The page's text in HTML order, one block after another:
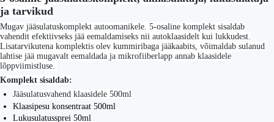
ja tarvikud
Mugav jääsulatuskomplekt autoomanikele. 5-osaline komplekt sisaldab
vahendit efektiivseks jää eemaldamiseks nii autoklaasidelt kui lukkudest.
Lisatarvikutena komplektis olev kummiribaga jääkaabits, võimaldab sulanud
lahtise jää mugavalt eemaldada ja mikrofiiberlapp annab klaasidele
lõppviimistluse.
Komplekt sisaldab:
Jääsulatusvahend klaasidele 500ml
Klaasipesu konsentraat 500ml
Lukusulatussprei 50ml